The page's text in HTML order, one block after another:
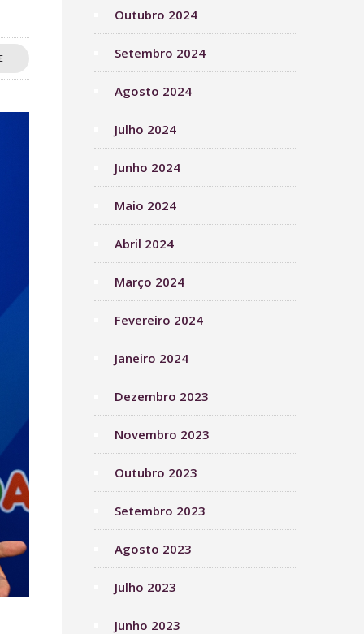
Outubro 2024
Setembro 2024
Agosto 2024
Julho 2024
Junho 2024
Maio 2024
Abril 2024
Março 2024
Fevereiro 2024
Janeiro 2024
Dezembro 2023
Novembro 2023
Outubro 2023
Setembro 2023
Agosto 2023
Julho 2023
Junho 2023